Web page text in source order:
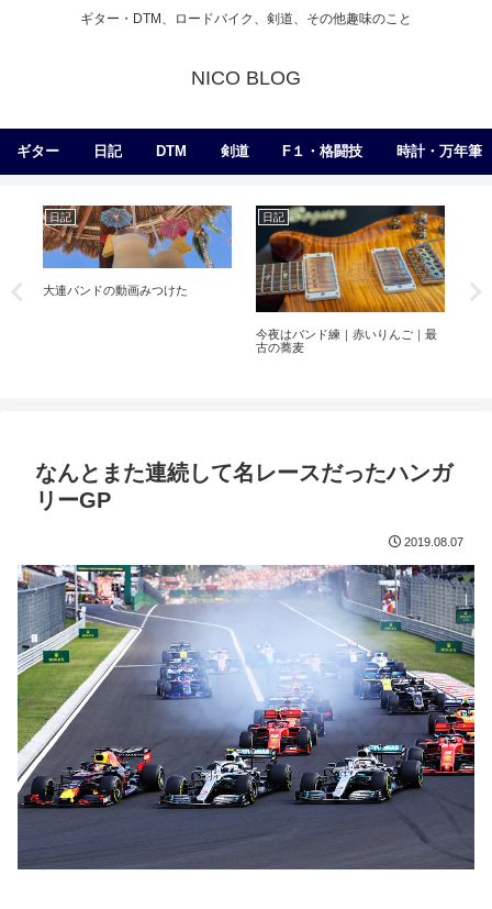
ギター・DTM、ロードバイク、剣道、その他趣味のこと
NICO BLOG
ギター 日記 DTM 剣道 F１・格闘技 時計・万年筆
日記
大連バンドの動画みつけた
日記
今夜はバンド練｜赤いりんご｜最
古の蕎麦
なんとまた連続して名レースだったハンガ
リーGP
2019.08.07